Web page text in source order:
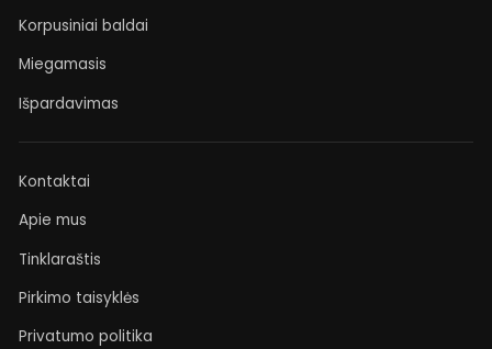
Korpusiniai baldai
Miegamasis
Išpardavimas
Kontaktai
Apie mus
Tinklaraštis
Pirkimo taisyklės
Privatumo politika